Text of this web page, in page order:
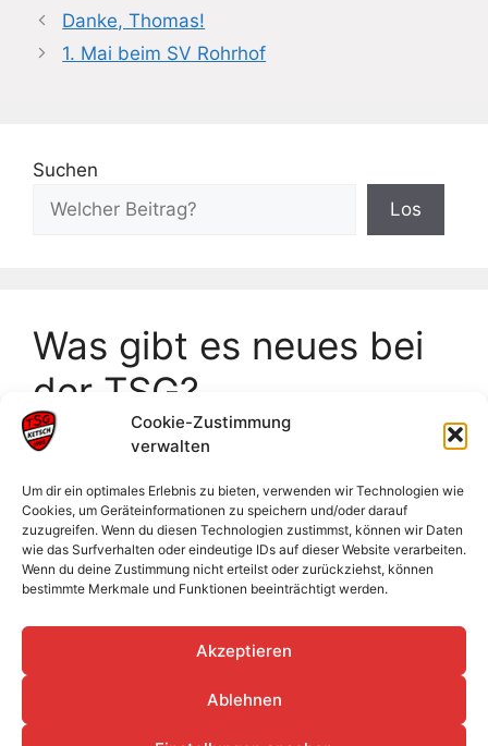
Cookie-Zustimmung
verwalten
Um dir ein optimales Erlebnis zu bieten, verwenden wir Technologien wie
Cookies, um Geräteinformationen zu speichern und/oder darauf
zuzugreifen. Wenn du diesen Technologien zustimmst, können wir Daten
wie das Surfverhalten oder eindeutige IDs auf dieser Website verarbeiten.
Wenn du deine Zustimmung nicht erteilst oder zurückziehst, können
bestimmte Merkmale und Funktionen beeinträchtigt werden.
Akzeptieren
Ablehnen
Danke, Thomas!
1. Mai beim SV Rohrhof
Suchen
Los
Was gibt es neues bei
der TSG?
Frankeneinzelmeisterschaften Neckarsulm
Badische Meisterschaften U18
Männliche Jugend sammelt wertvolle
Erfahrungen im Sand
Jahreshauptversammlung 2026
Abendsportfest auf dem Mittelberg-Bühlertal